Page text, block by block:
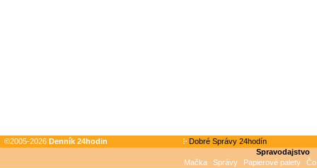
©2005-2026 Denník 24hodin
Dobré Správy 24hodín
Spravodajstvo
Mačka
Správy Papierové palety